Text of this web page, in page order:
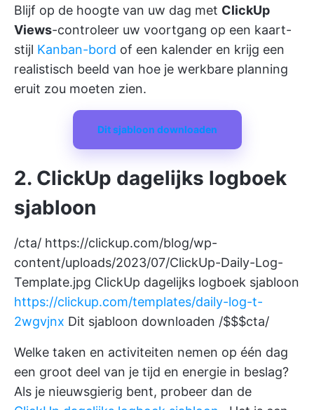
Blijf op de hoogte van uw dag met ClickUp
Views-controleer uw voortgang op een kaart-
stijl Kanban-bord of een kalender en krijg een
realistisch beeld van hoe je werkbare planning
eruit zou moeten zien.
Dit sjabloon downloaden
2. ClickUp dagelijks logboek
sjabloon
/cta/ https://clickup.com/blog/wp-
content/uploads/2023/07/ClickUp-Daily-Log-
Template.jpg ClickUp dagelijks logboek sjabloon
https://clickup.com/templates/daily-log-t-
2wgvjnx Dit sjabloon downloaden /$$$cta/
Welke taken en activiteiten nemen op één dag
een groot deel van je tijd en energie in beslag?
Als je nieuwsgierig bent, probeer dan de